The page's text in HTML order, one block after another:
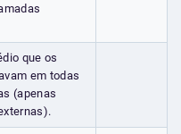
que os
em todas
(apenas